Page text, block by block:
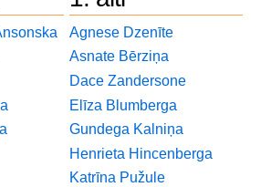
Agnese Dzenīte
Asnate Bērziņa
Dace Zandersone
Elīza Blumberga
Gundega Kalniņa
Henrieta Hincenberga
Katrīna Pužule